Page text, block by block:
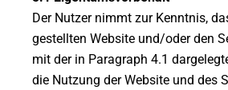
Der Nutzer nimmt zur Kenntnis,
gestellten Website und/oder den
mit der in Paragraph 4.1
die Nutzung der Website und des